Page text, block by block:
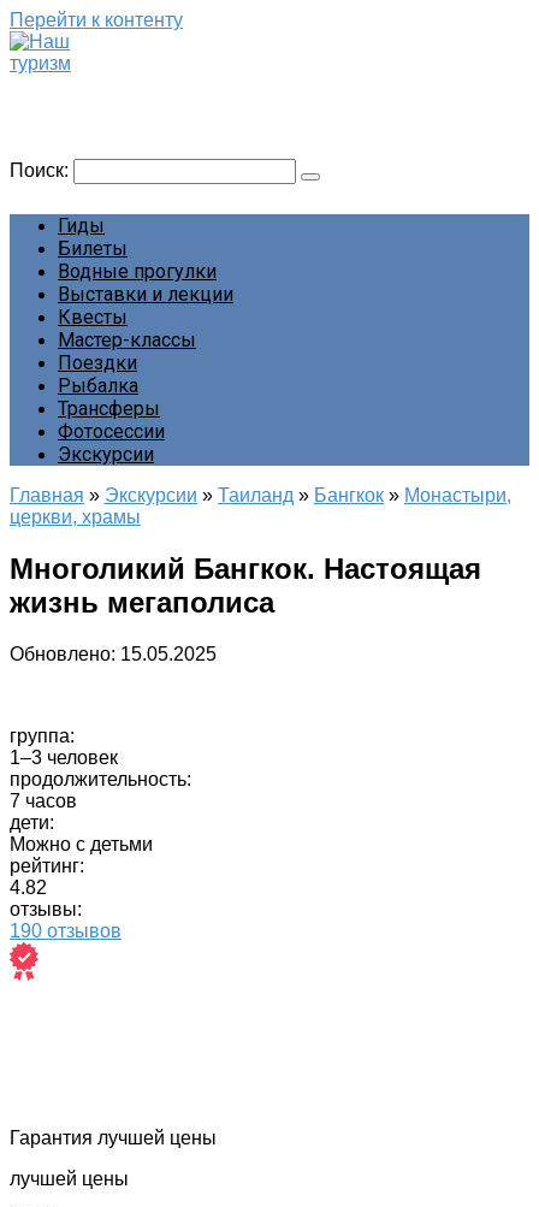
Перейти к контенту
Поиск:
Гиды
Билеты
Водные прогулки
Выставки и лекции
Квесты
Мастер-классы
Поездки
Рыбалка
Трансферы
Фотосессии
Экскурсии
Главная » Экскурсии » Таиланд » Бангкок » Монастыри,
церкви, храмы
Многоликий Бангкок. Настоящая
жизнь мегаполиса
Обновлено: 15.05.2025
группа:
1–3 человек
продолжительность:
7 часов
дети:
Можно с детьми
рейтинг:
4.82
отзывы:
190 отзывов
Гарантия лучшей цены
лучшей цены